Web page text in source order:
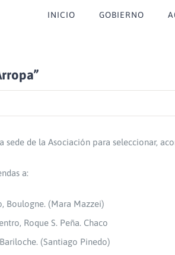
INICIO GOBIERNO
sede de la Asociación para seleccionar,
a:
Boulogne. (Mara Mazzei)
Roque S. Peña. Chaco
(Santiago Pinedo)